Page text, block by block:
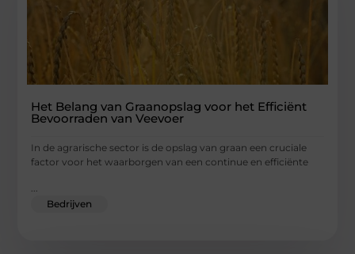
Het Belang van Graanopslag voor het Efficiënt
Bevoorraden van Veevoer
In de agrarische sector is de opslag van graan een cruciale
factor voor het waarborgen van een continue en efficiënte
Bedrijven